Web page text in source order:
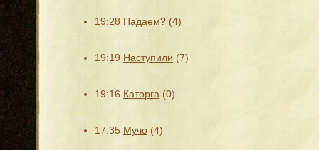
19:28 Падаем? (4)
19:19 Наступили (7)
19:16 Каторга (0)
17:35 Мучо (4)